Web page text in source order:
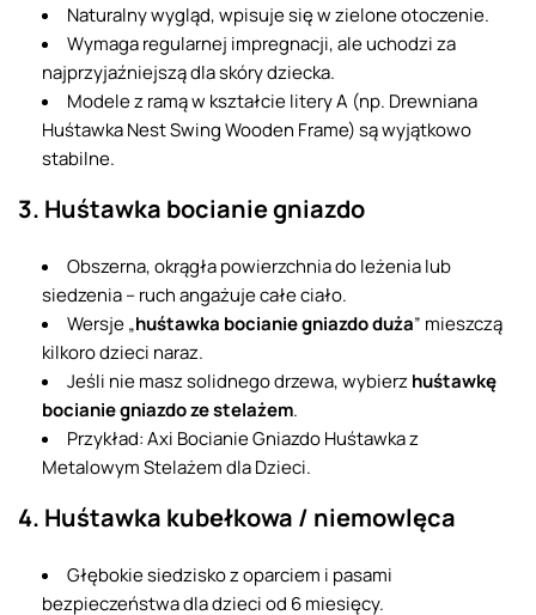
Naturalny wygląd, wpisuje się w zielone otoczenie.
Wymaga regularnej impregnacji, ale uchodzi za
najprzyjaźniejszą dla skóry dziecka.
Modele z ramą w kształcie litery A (np. Drewniana
Huśtawka Nest Swing Wooden Frame) są wyjątkowo
stabilne.
3. Huśtawka bocianie gniazdo
Obszerna, okrągła powierzchnia do leżenia lub
siedzenia – ruch angażuje całe ciało.
Wersje „huśtawka bocianie gniazdo duża” mieszczą
kilkoro dzieci naraz.
Jeśli nie masz solidnego drzewa, wybierzhuśtawkę
bocianie gniazdo ze stelażem.
Przykład: Axi Bocianie Gniazdo Huśtawka z
Metalowym Stelażem dla Dzieci.
4. Huśtawka kubełkowa / niemowlęca
Głębokie siedzisko z oparciem i pasami
bezpieczeństwa dla dzieci od 6 miesięcy.